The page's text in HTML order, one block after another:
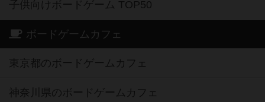
子供向けボードゲーム TOP50
ボードゲームカフェ
東京都のボードゲームカフェ
神奈川県のボードゲームカフェ